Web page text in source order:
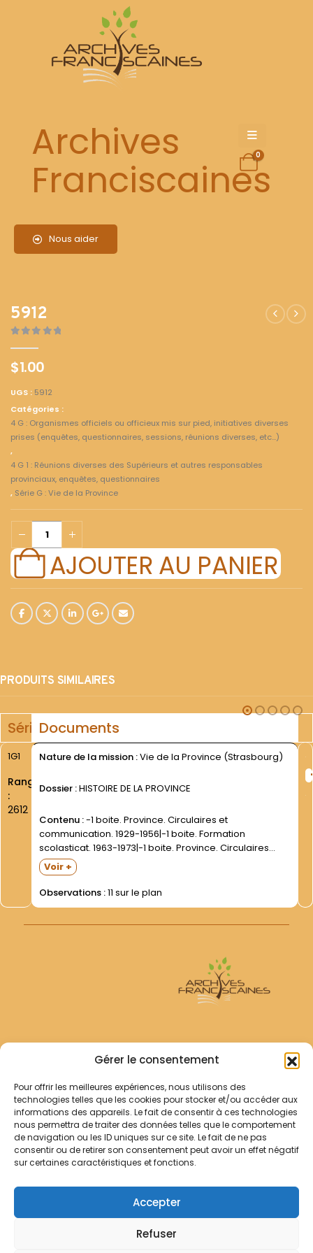
Gérer le consentement
Pour offrir les meilleures expériences, nous utilisons des
technologies telles que les cookies pour stocker et/ou accéder aux
informations des appareils. Le fait de consentir à ces technologies
nous permettra de traiter des données telles que le comportement
de navigation ou les ID uniques sur ce site. Le fait de ne pas
consentir ou de retirer son consentement peut avoir un effet négatif
sur certaines caractéristiques et fonctions.
Accepter
Refuser
Archives
Franciscaines
Nous aider
0
5912
$1.00
UGS : 5912
Catégories :
4 G : Organismes officiels ou officieux mis sur pied, initiatives diverses
prises (enquêtes, questionnaires, sessions, réunions diverses, etc...)
,
4 G 1 : Réunions diverses des Supérieurs et autres responsables
provinciaux, enquêtes, questionnaires
, Série G : Vie de la Province
AJOUTER AU PANIER
PRODUITS SIMILAIRES
SérieDocuments
1G1
Rang
:
2612
Nature de la mission :Vie de la Province (Strasbourg)
Dossier :HISTOIRE DE LA PROVINCE
Contenu :-1 boite. Province. Circulaires et
communication. 1929-1956|-1 boite. Formation
scolasticat. 1963-1973|-1 boite. Province. Circulaires
provinciales (doubles)|-1 boite. Coutumiers-
ordonnances- statuts|-1 boite. Statistiques
provinciales|-1 boite. Circulaires provinciales. 1913-1939
Voir +
Observations :11 sur le plan
Archives Franciscaines
RECHERCHER
Comment chercher ?
Les archives
Notre démarche
Contact